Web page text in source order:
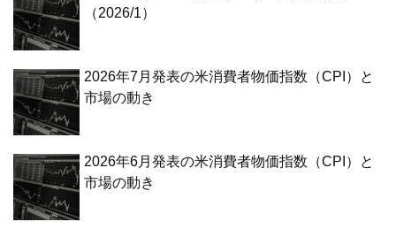
（2026/1）
2026年7月発表の米消費者物価指数（CPI）と
市場の動き
2026年6月発表の米消費者物価指数（CPI）と
市場の動き